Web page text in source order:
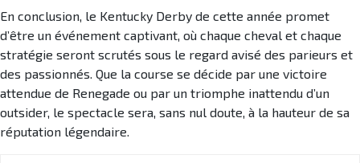
En conclusion, le Kentucky Derby de cette année promet
d’être un événement captivant, où chaque cheval et chaque
stratégie seront scrutés sous le regard avisé des parieurs et
des passionnés. Que la course se décide par une victoire
attendue de Renegade ou par un triomphe inattendu d’un
outsider, le spectacle sera, sans nul doute, à la hauteur de sa
réputation légendaire.